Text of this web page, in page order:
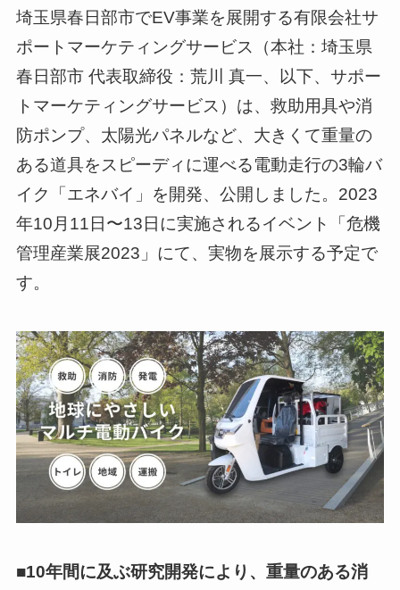
埼玉県春日部市でEV事業を展開する有限会社サ
ポートマーケティングサービス（本社：埼玉県
春日部市 代表取締役：荒川 真一、以下、サポー
トマーケティングサービス）は、救助用具や消
防ポンプ、太陽光パネルなど、大きくて重量の
ある道具をスピーディに運べる電動走行の3輪バ
イク「エネバイ」を開発、公開しました。2023
年10月11日〜13日に実施されるイベント「危機
管理産業展2023」にて、実物を展示する予定で
す。
■10年間に及ぶ研究開発により、重量のある消